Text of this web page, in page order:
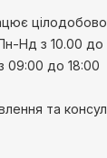
цілодобово
Нд з 10.00 до
09:00 до 18:00
та